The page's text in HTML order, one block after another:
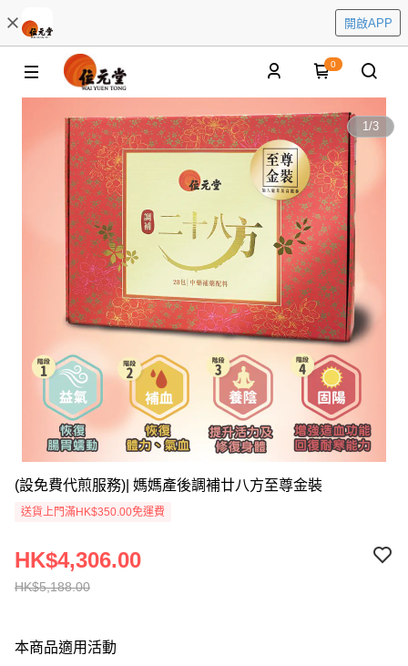
開啟APP
0
1/3
(設免費代煎服務)| 媽媽產後調補廿八方至尊金裝
送貨上門滿HK$350.00免運費
HK$5,188.00
HK$4,306.00
本商品適用活動